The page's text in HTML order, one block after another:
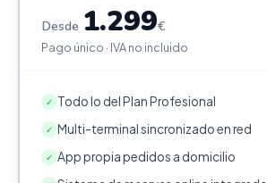
Desde 1.299€
Pago único · IVA no incluido
✓ Todo lo del Plan Profesional
✓ Multi-terminal sincronizado en red
✓ App propia pedidos a domicilio